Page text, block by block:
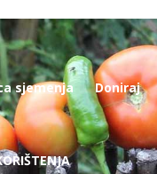
sjemenja
Doniraj